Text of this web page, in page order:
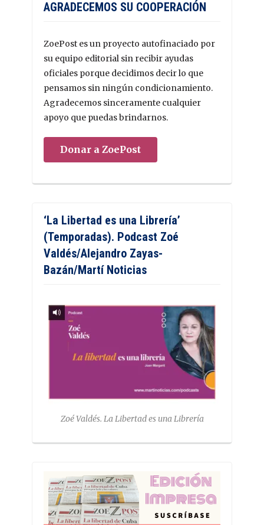
AGRADECEMOS SU COOPERACIÓN
ZoePost es un proyecto autofinaciado por
su equipo editorial sin recibir ayudas
oficiales porque decidimos decir lo que
pensamos sin ningún condicionamiento.
Agradecemos sinceramente cualquier
apoyo que puedas brindarnos.
Donar a ZoePost
‘La Libertad es una Librería’
(Temporadas). Podcast Zoé
Valdés/Alejandro Zayas-
Bazán/Martí Noticias
Zoé Valdés. La Libertad es una Librería